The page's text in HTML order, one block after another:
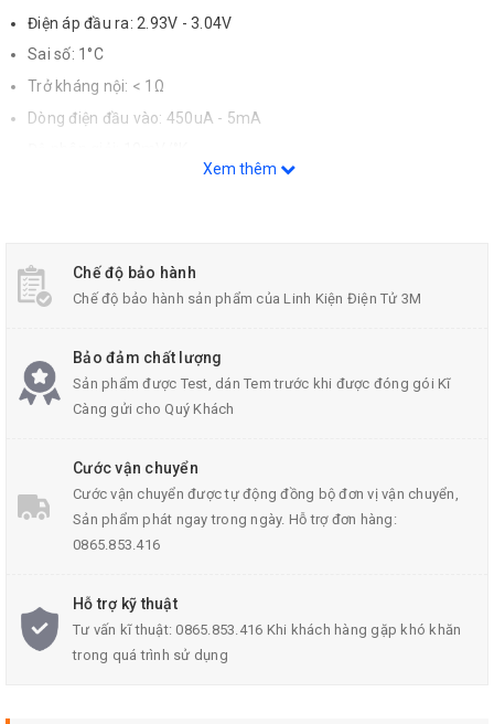
Điện áp đầu ra: 2.93V - 3.04V
Sai số: 1°C
Trở kháng nội: < 1Ω
Dòng điện đầu vào: 450uA - 5mA
Đặc điểm nổi bật của Cảm biến
nhiệt độ LM335 TO-92:
nhiệt độ một cách chính xác.
Dễ sử dụng: LM335 dễ dàng tích hợp vào các mạch điện tử,
không yêu cầu mạch ngoại vi phức tạp.
Xem thêm
Chế độ bảo hành
Chế độ bảo hành sản phẩm của Linh Kiện Điện Tử 3M
Bảo đảm chất lượng
Sản phẩm được Test, dán Tem trước khi được đóng gói Kĩ
Càng gửi cho Quý Khách
Cước vận chuyển
Cước vận chuyển được tự động đồng bộ đơn vị vận chuyển,
Sản phẩm phát ngay trong ngày. Hỗ trợ đơn hàng:
0865.853.416
Hỗ trợ kỹ thuật
Tư vấn kĩ thuật: 0865.853.416 Khi khách hàng gặp khó khăn
trong quá trình sử dụng